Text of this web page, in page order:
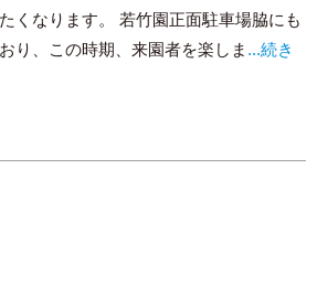
くなります。 若竹園正面駐車場脇にも
り、この時期、来園者を楽しま ...続き